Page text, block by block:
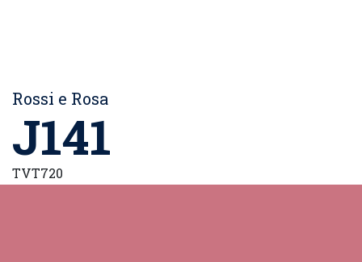
Rossi e Rosa
J141
TVT720